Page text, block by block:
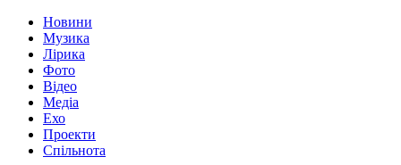
Новини
Музика
Лірика
Фото
Відео
Медіа
Ехо
Проекти
Спільнота